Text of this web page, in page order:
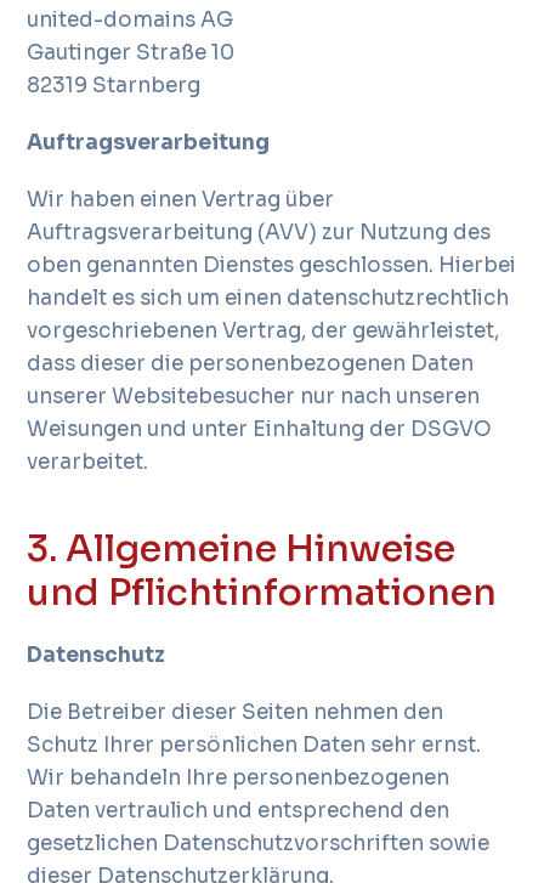
united-domains AG
Gautinger Straße 10
82319 Starnberg
Auftragsverarbeitung
Wir haben einen Vertrag über
Auftragsverarbeitung (AVV) zur Nutzung des
oben genannten Dienstes geschlossen. Hierbei
handelt es sich um einen datenschutzrechtlich
vorgeschriebenen Vertrag, der gewährleistet,
dass dieser die personenbezogenen Daten
unserer Websitebesucher nur nach unseren
Weisungen und unter Einhaltung der DSGVO
verarbeitet.
3. Allgemeine Hinweise
und Pflichtinformationen
Datenschutz
Die Betreiber dieser Seiten nehmen den
Schutz Ihrer persönlichen Daten sehr ernst.
Wir behandeln Ihre personenbezogenen
Daten vertraulich und entsprechend den
gesetzlichen Datenschutzvorschriften sowie
dieser Datenschutzerklärung.